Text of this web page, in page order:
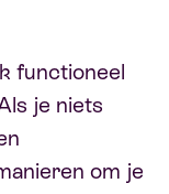
functioneel
je niets
om je